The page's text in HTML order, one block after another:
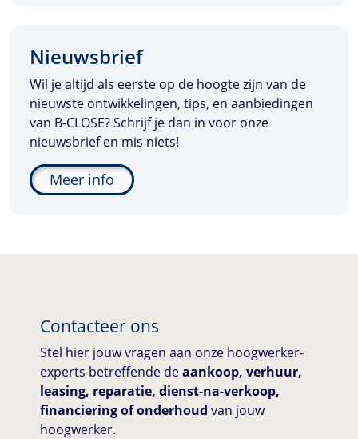
Nieuwsbrief
Wil je altijd als eerste op de hoogte zijn van de
nieuwste ontwikkelingen, tips, en aanbiedingen
van B-CLOSE? Schrijf je dan in voor onze
nieuwsbrief en mis niets!
Meer info
Contacteer ons
Stel hier jouw vragen aan onze hoogwerker-
experts betreffende deaankoop, verhuur,
leasing, reparatie, dienst-na-verkoop,
financiering of onderhoud van jouw
hoogwerker.